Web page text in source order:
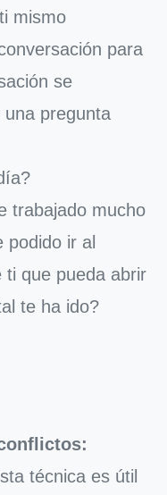
mismo
para
se
pregunta
trabajado mucho
podido ir al
ti que pueda abrir
te ha ido?
técnica es útil